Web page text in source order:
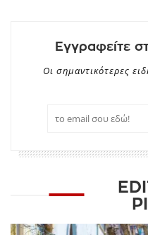
Εγγραφείτε
Οι σημαντικότερες